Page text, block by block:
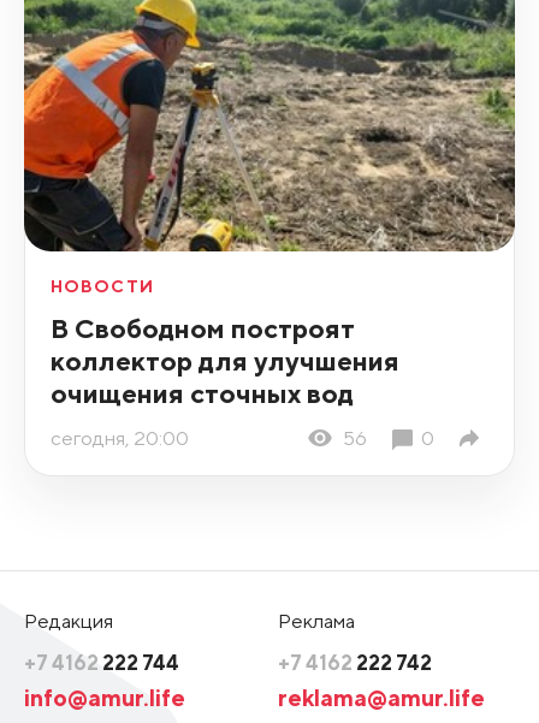
НОВОСТИ
В Свободном построят
коллектор для улучшения
очищения сточных вод
сегодня, 20:00 56 0
Редакция
+7 4162 222 744
info@amur.life
Реклама
+7 4162 222 742
reklama@amur.life